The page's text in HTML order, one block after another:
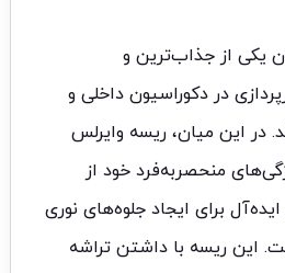
یکی از جذاب‌ترین و
در دکوراسیون داخلی و
در این میان، ریسه وایرلس
برای ایجاد جلوه‌های نوری
این ریسه با داشتن تراشه